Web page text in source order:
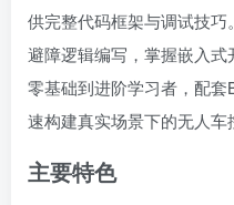
供完整代码框架与调试技巧
避障逻辑编写，掌握嵌入
零基础到进阶学习者，配
速构建真实场景下的无人车
主要特色